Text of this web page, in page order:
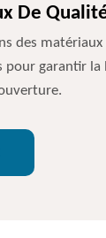
De
des
pour garantir la